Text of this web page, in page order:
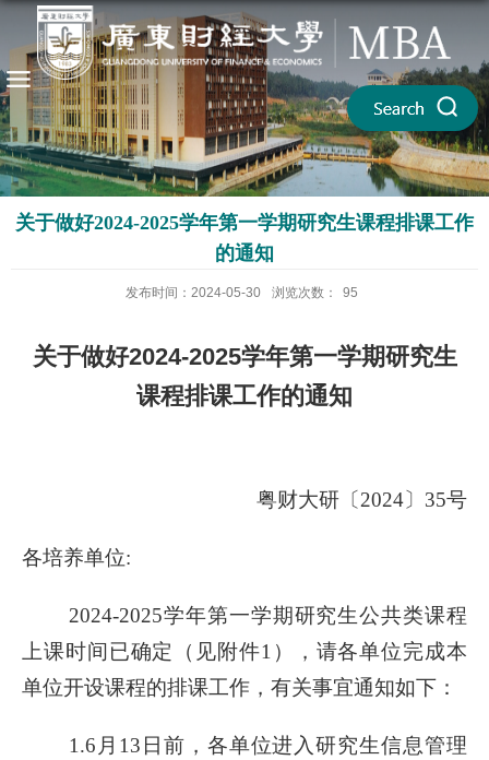
关于做好2024-2025学年第一学期研究生课程排课工作
的通知
发布时间：2024-05-30 浏览次数： 95
关于做好2024-2025学年第一学期研究生
课程排课工作的通知
粤财大研〔 2024〕35号
各培养单位:
2024-2025学年第一学期研究生公共类课程
上课时间已确定（见附件1），请各单位完成本
单位开设课程的排课工作，有关事宜通知如下：
1.6月13日前，各单位进入研究生信息管理